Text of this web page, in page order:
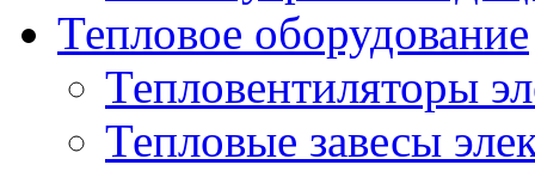
Тепловое оборудование
Тепловентиляторы
Тепловые завесы